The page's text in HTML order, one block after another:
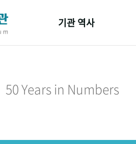
기관 역사
50 Years in Numbers